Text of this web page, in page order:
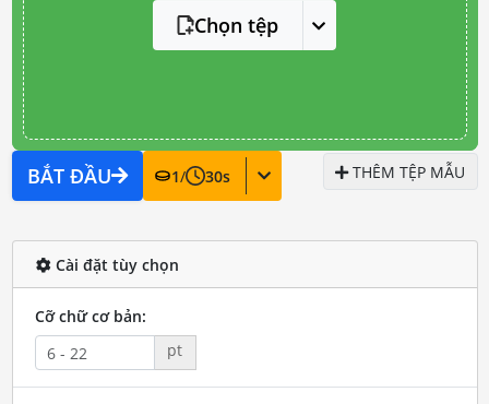
Chọn tệp
BẮT ĐẦU 1/ 30s THÊM TỆP MẪU
Cài đặt tùy chọn
Cỡ chữ cơ bản:
pt